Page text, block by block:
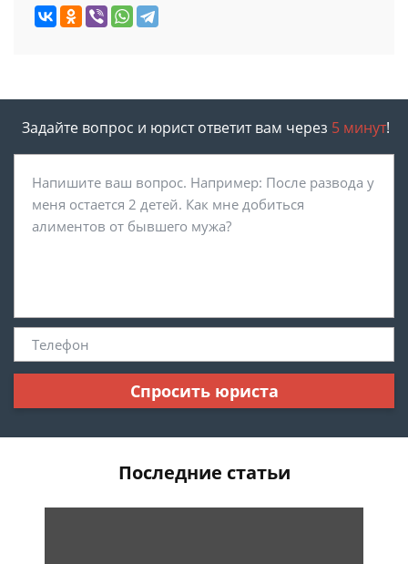
Задайте вопрос и юрист ответит вам через 5 минут!
Спросить юриста
Последние статьи